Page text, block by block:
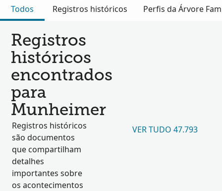
Todos
Registros históricos Perfis da Árvore
Registros
históricos
encontrados
para
Munheimer
Registros históricos
são documentos
que compartilham
detalhes
importantes sobre
os acontecimentos
VER TUDO 47.793